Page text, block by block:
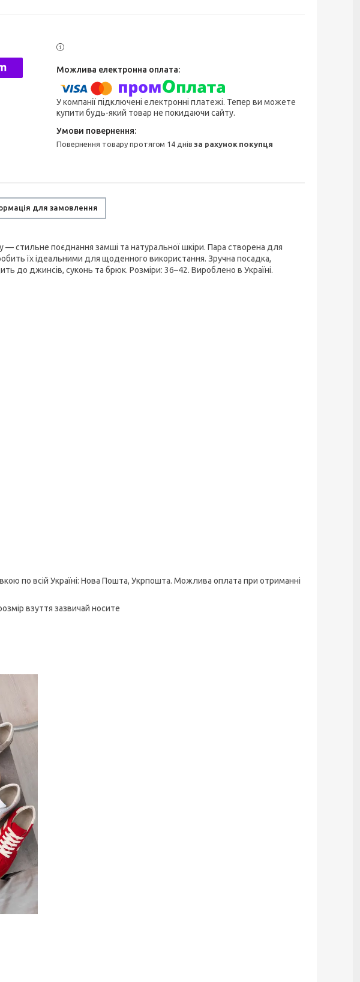
У компанії підключені електронні платежі. Тепер ви можете
купити будь-який товар не покидаючи сайту.
повернення товару протягом 14 днівза рахунок покупця
для замовлення
стильне поєднання замші та натуральної шкіри. Пара створена для
їх ідеальними для щоденного використання. Зручна посадка,
до джинсів, суконь та брюк. Розміри: 36–42. Вироблено в Україні.
по всій Україні: Нова Пошта, Укрпошта. Можлива оплата при отриманні
взуття зазвичай носите